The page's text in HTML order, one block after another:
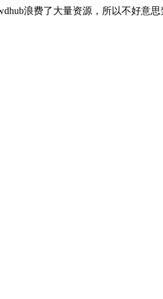
浪费了大量资源，所以不好意